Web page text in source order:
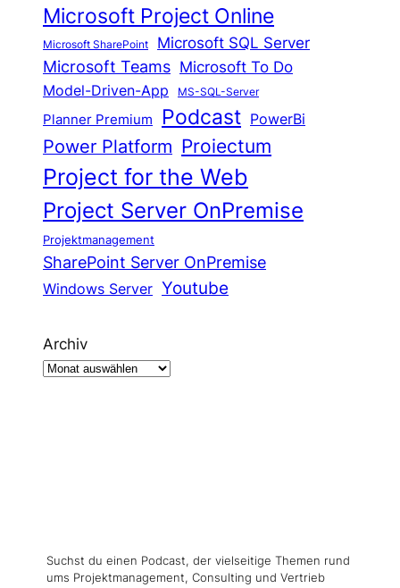
Microsoft Project Online
Microsoft SharePoint Microsoft SQL Server
Microsoft Teams Microsoft To Do
Model-Driven-App MS-SQL-Server
Planner Premium Podcast PowerBi
Power Platform Proiectum
Project for the Web
Project Server OnPremise
Projektmanagement
SharePoint Server OnPremise
Windows Server Youtube
Archiv
Suchst du einen Podcast, der vielseitige Themen rund
ums Projektmanagement, Consulting und Vertrieb